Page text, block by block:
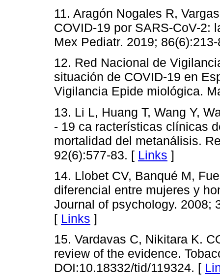
11. Aragón Nogales R,
COVID-19 por SARS-CoV-2:
Mex Pediatr. 2019;
12. Red Nacional de
situación de COVID-19 en
Vigilancia Epide miológica.
13. Li L, Huang T, Wang Y,
- 19 ca racterísticas clínicas
mortalidad del metanálisis.
92(6):577-83. [ Links ]
14. Llobet CV, Banqué M,
diferencial entre mujeres y
Journal of psychology. 2008;
[ Links ]
15. Vardavas C, Nikitara K.
review of the evidence.
DOI:10.18332/tid/119324. [